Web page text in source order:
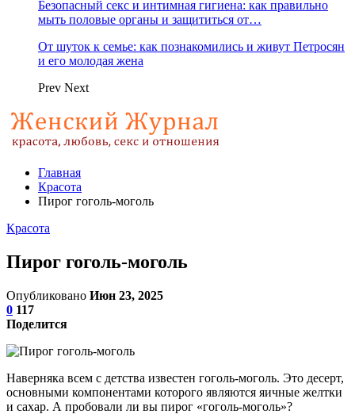
Безопасный секс и интимная гигиена: как правильно
мыть половые органы и защититься от…
От шуток к семье: как познакомились и живут Петросян
и его молодая жена
Prev Next
Главная
Красота
Пирог гоголь-моголь
Красота
Пирог гоголь-моголь
Опубликовано Июн 23, 2025
0 117
Поделится
Наверняка всем с детства известен гоголь-моголь. Это десерт,
основными компонентами которого являются яичные желтки
и сахар. А пробовали ли вы пирог «гоголь-моголь»?